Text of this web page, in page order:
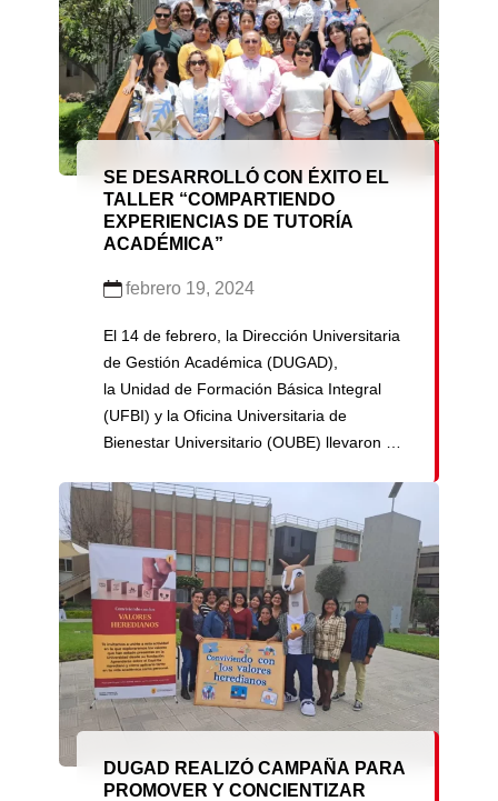
coordinadores de tutoría de […]
SE DESARROLLÓ CON ÉXITO EL
TALLER “COMPARTIENDO
EXPERIENCIAS DE TUTORÍA
ACADÉMICA”
febrero 19, 2024
El 14 de febrero, la Dirección Universitaria
de Gestión Académica (DUGAD),
la Unidad de Formación Básica Integral
(UFBI) y la Oficina Universitaria de
Bienestar Universitario (OUBE) llevaron a
de tutoría académica”, dirigida a los
vicedecanos, directores de escuela, jefes
de carreras y coordinadores de tutoría de
las facultades. El propósito del taller fue
identificar las necesidades, […]
DUGAD REALIZÓ CAMPAÑA PARA
PROMOVER Y CONCIENTIZAR